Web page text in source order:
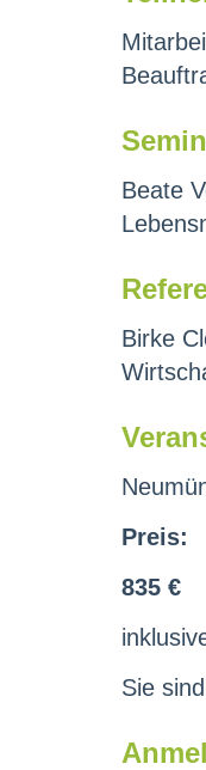
Beate
Birke
Preis:
835 €
Sie